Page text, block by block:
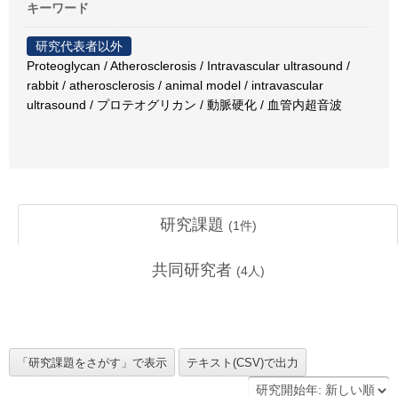
キーワード
研究代表者以外
Proteoglycan / Atherosclerosis / Intravascular ultrasound /
rabbit / atherosclerosis / animal model / intravascular
ultrasound / プロテオグリカン / 動脈硬化 / 血管内超音波
研究課題 (1件)
共同研究者 (4人)